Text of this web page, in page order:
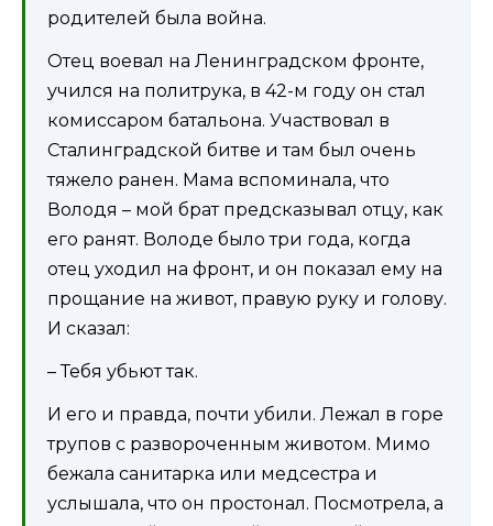
родителей была война.
Отец воевал на Ленинградском фронте,
учился на политрука, в 42-м году он стал
комиссаром батальона. Участвовал в
Сталинградской битве и там был очень
тяжело ранен. Мама вспоминала, что
Володя – мой брат предсказывал отцу, как
его ранят. Володе было три года, когда
отец уходил на фронт, и он показал ему на
прощание на живот, правую руку и голову.
И сказал:
– Тебя убьют так.
И его и правда, почти убили. Лежал в горе
трупов с развороченным животом. Мимо
бежала санитарка или медсестра и
услышала, что он простонал. Посмотрела, а